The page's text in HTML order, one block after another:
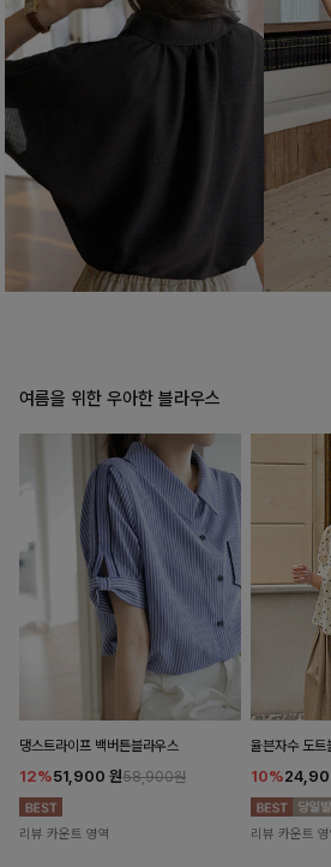
여름을 위한 우아한 블라우스
댕스트라이프 백버튼블라우스
12%51,900 원58,900원
리뷰 카운트 영역
율븐자수 도
10%
리뷰 카운트 영